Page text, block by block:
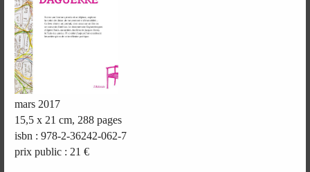
mars 2017
15,5 x 21 cm, 288 pages
isbn : 978-2-36242-062-7
prix public : 21 €